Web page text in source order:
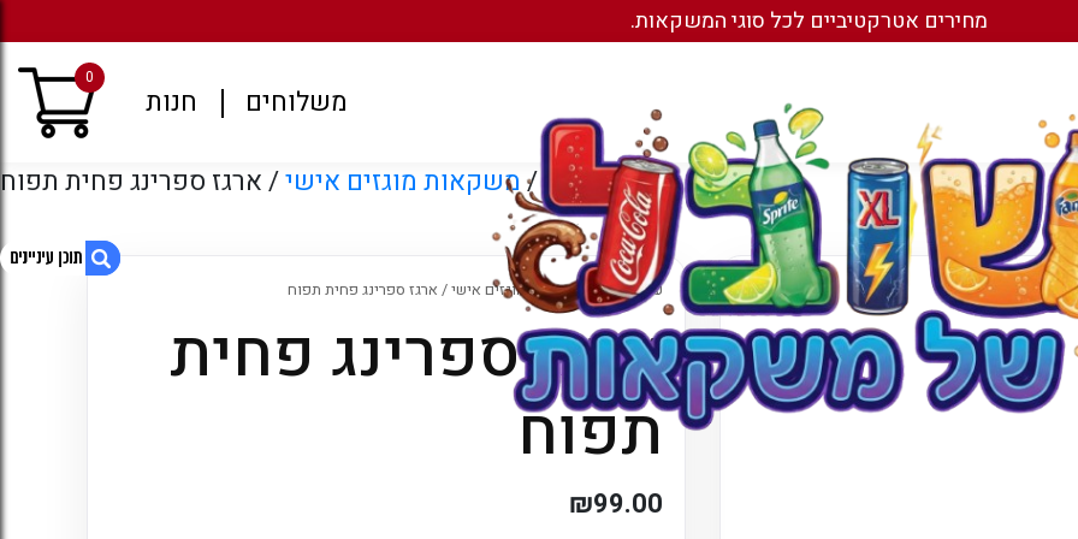
1. ארגז ספרינג פחית תפוח
מחירים אטרקטיביים לכל סוגי המשקאות.
משלוחים חנות
0
עמוד הבית /משקאות מוגזים אישי/ ארגז ספרינג פחית תפוח
עמוד הבית/ משקאות מוגזים אישי/ ארגז ספרינג פחית תפוח
ארגז ספרינג פחית
תפוח
₪99.00